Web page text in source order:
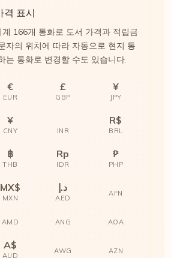
표시
166개 통화로 도서 가격과 적립금
자의 위치에 따라 자동으로 현지 통
는 통화로 변경할 수도 있습니다.
€
EUR
£
GBP
¥
JPY
¥
CNY INR
R$
BRL
฿
THB
Rp
IDR
₱
PHP
MX$
MXN
د.إ
AED
AFN
AMD ANG AOA
A$
AUD
AWG AZN